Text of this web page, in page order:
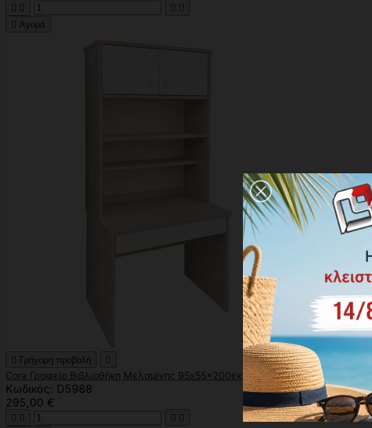
   
 Αγορά
 Γρήγορη προβολή 
Cora Γραφείο Βιβλιοθήκη Μελαμίνης 95x55x200εκ
Κωδικός: D5988
295,00 €
   